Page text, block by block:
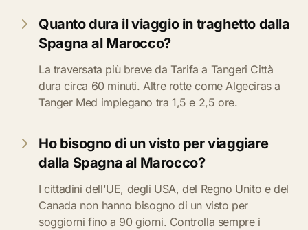
Quanto dura il viaggio in traghetto dalla
Spagna al Marocco?
La traversata più breve da Tarifa a Tangeri Città
dura circa 60 minuti. Altre rotte come Algeciras a
Tanger Med impiegano tra 1,5 e 2,5 ore.
Ho bisogno di un visto per viaggiare
dalla Spagna al Marocco?
I cittadini dell'UE, degli USA, del Regno Unito e del
Canada non hanno bisogno di un visto per
soggiorni fino a 90 giorni. Controlla sempre i